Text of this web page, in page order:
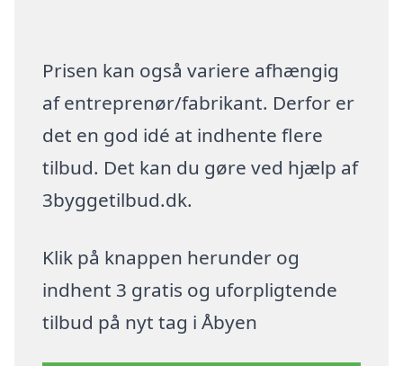
Prisen kan også variere afhængig
af entreprenør/fabrikant. Derfor er
det en god idé at indhente flere
tilbud. Det kan du gøre ved hjælp af
3byggetilbud.dk.
Klik på knappen herunder og
indhent 3 gratis og uforpligtende
tilbud på nyt tag i Åbyen